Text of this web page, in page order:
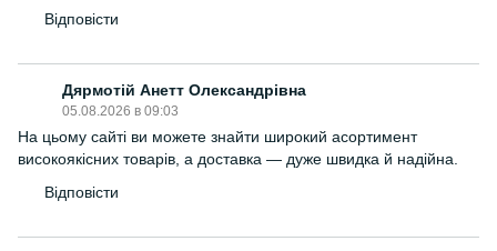
Відповісти
Дярмотій Анетт Олександрівна
05.08.2026 в 09:03
На цьому сайті ви можете знайти широкий асортимент
високоякісних товарів, а доставка — дуже швидка й надійна.
Відповісти